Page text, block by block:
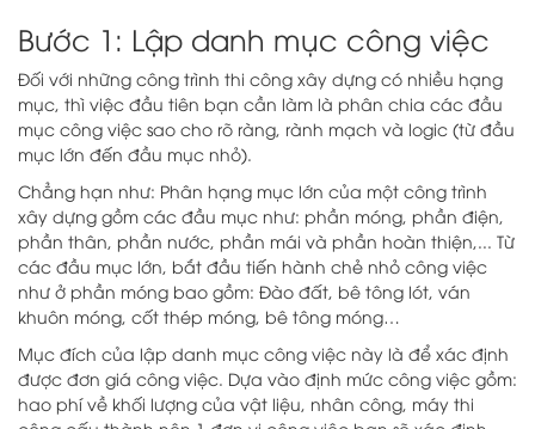
Bước 1: Lập danh mục công việc
Đối với những công trình thi công xây dựng có nhiều hạng
mục, thì việc đầu tiên bạn cần làm là phân chia các đầu
mục công việc sao cho rõ ràng, rành mạch và logic (từ đầu
mục lớn đến đầu mục nhỏ).
Chẳng hạn như: Phân hạng mục lớn của một công trình
xây dựng gồm các đầu mục như: phần móng, phần điện,
phần thân, phần nước, phần mái và phần hoàn thiện,... Từ
các đầu mục lớn, bắt đầu tiến hành chẻ nhỏ công việc
như ở phần móng bao gồm: Đào đất, bê tông lót, ván
khuôn móng, cốt thép móng, bê tông móng…
Mục đích của lập danh mục công việc này là để xác định
được đơn giá công việc. Dựa vào định mức công việc gồm:
hao phí về khối lượng của vật liệu, nhân công, máy thi